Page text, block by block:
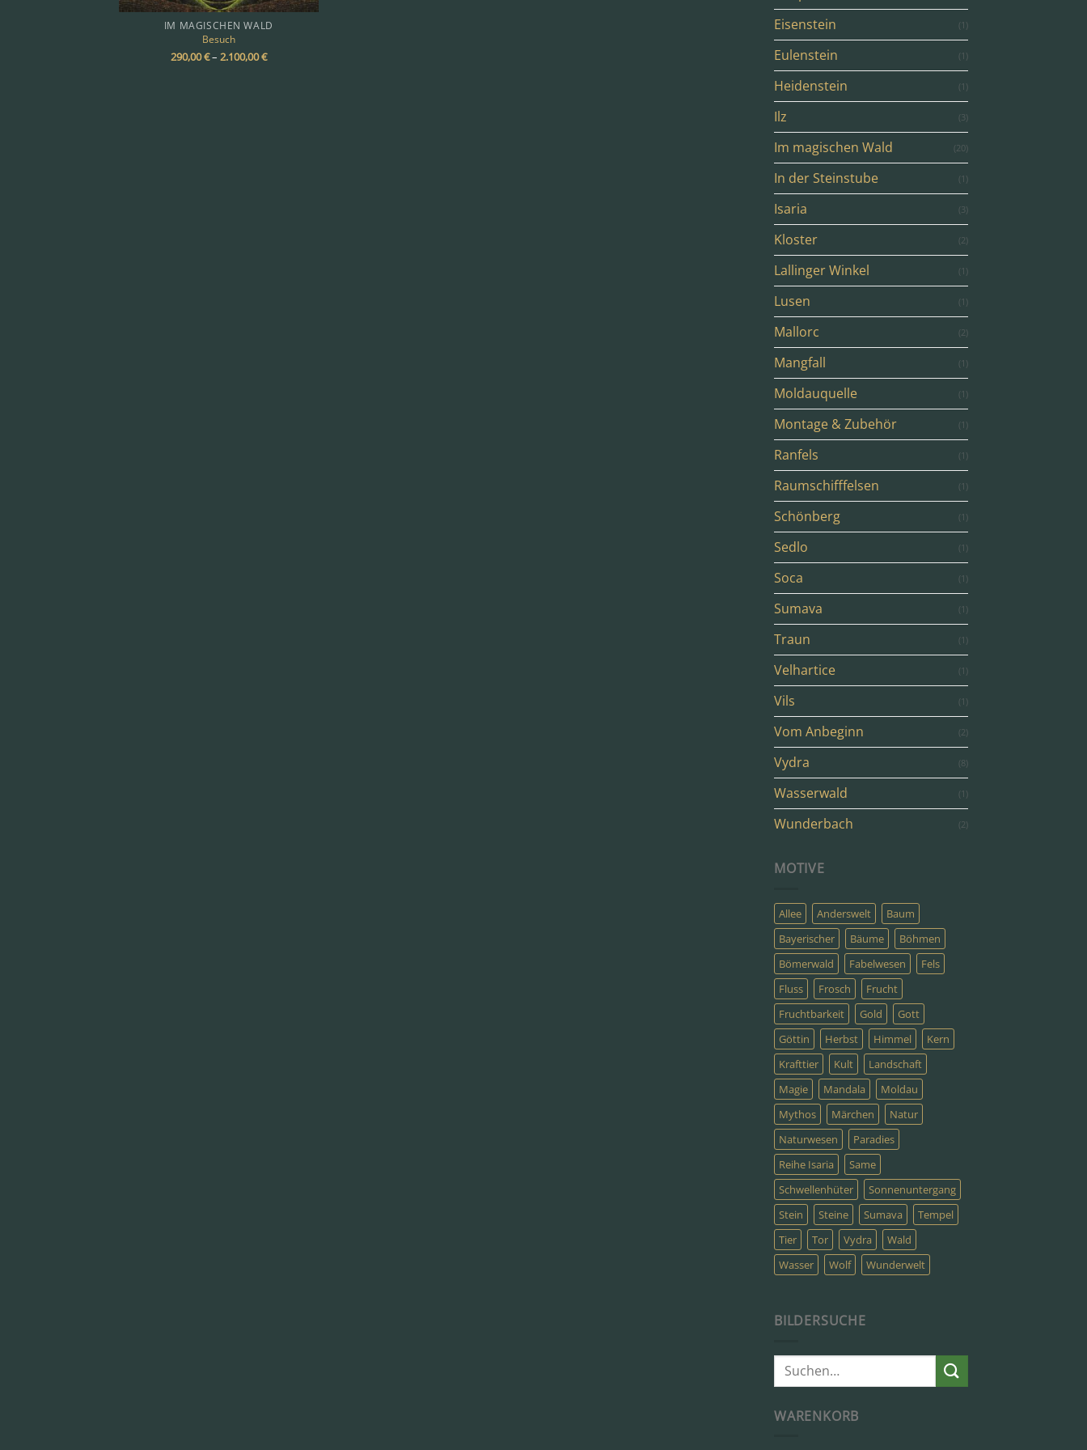
IM MAGISCHEN WALD
Besuch
290,00€– 2.100,00€
Eisenstein (1)
Eulenstein (1)
Heidenstein (1)
Ilz (3)
Im magischen Wald (20)
In der Steinstube (1)
Isaria (3)
Kloster (2)
Lallinger Winkel (1)
Lusen (1)
Mallorc (2)
Mangfall (1)
Moldauquelle (1)
Montage & Zubehör (1)
Ranfels (1)
Raumschifffelsen (1)
Schönberg (1)
Sedlo (1)
Soca (1)
Sumava (1)
Traun (1)
Velhartice (1)
Vils (1)
Vom Anbeginn (2)
Vydra (8)
Wasserwald (1)
Wunderbach (2)
MOTIVE
Allee Anderswelt
Baum
Bayerischer
Bäume
Böhmen
Bömerwald
Fabelwesen
Fels
Fluss
Frosch
Frucht
Fruchtbarkeit
Gold
Gott
Göttin
Herbst Himmel
Kern
Krafttier
Kult
Landschaft
Magie
Mandala
Moldau
Mythos
Märchen
Natur
Naturwesen
Paradies
Reihe Isaria
Same
Schwellenhüter
Sonnenuntergang
Stein
Steine Sumava
Tempel
Tier
Tor Vydra
Wald
Wasser
Wolf Wunderwelt
BILDERSUCHE
Suche
WARENKORB